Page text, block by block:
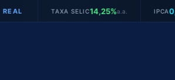
TAXA SELIC14,25%a.a. 0,16%mês